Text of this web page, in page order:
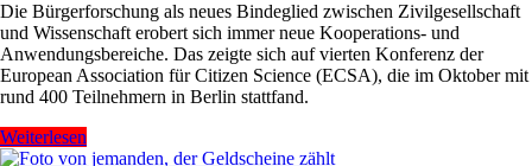
Die Bürgerforschung als neues Bindeglied zwischen Zivilgesellschaft
und Wissenschaft erobert sich immer neue Kooperations- und
Anwendungsbereiche. Das zeigte sich auf vierten Konferenz der
European Association für Citizen Science (ECSA), die im Oktober mit
rund 400 Teilnehmern in Berlin stattfand.
Weiterlesen